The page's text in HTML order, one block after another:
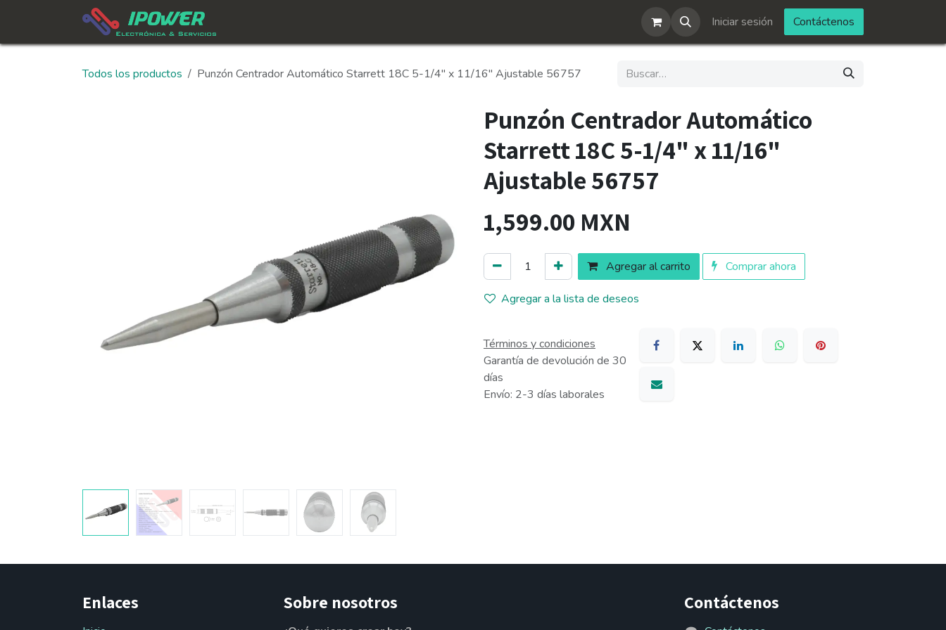
Iniciar sesión Contáctenos
Todos los productos Punzón Centrador Automático Starrett 18C 5-1/4" x 11/16" Ajustable 56757
Punzón Centrador Automático
Starrett 18C 5-1/4" x 11/16"
Ajustable 56757
1,599.00 MXN
Agregar al carrito Comprar ahora
Agregar a la lista de deseos
Términos y condiciones
Garantía de devolución de 30
días
Envío: 2-3 días laborales
Enlaces Sobre nosotros Contáctenos